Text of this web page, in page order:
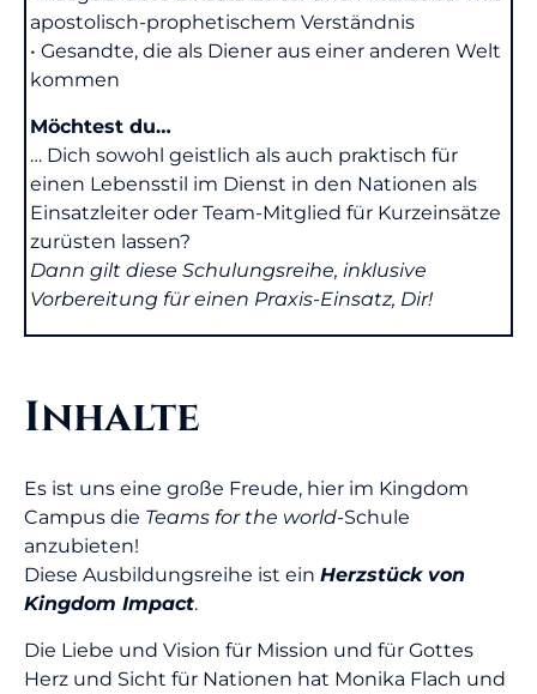
apostolisch-prophetischem Verständnis
• Gesandte, die als Diener aus einer anderen Welt
kommen
Möchtest du…
… Dich sowohl geistlich als auch praktisch für
einen Lebensstil im Dienst in den Nationen als
Einsatzleiter oder Team-Mitglied für Kurzeinsätze
zurüsten lassen?
Dann gilt diese Schulungsreihe, inklusive
Vorbereitung für einen Praxis-Einsatz, Dir!
Inhalte
Es ist uns eine große Freude, hier im Kingdom
Campus die Teams for the world-Schule
anzubieten!
Diese Ausbildungsreihe ist ein Herzstück von
Kingdom Impact.
Die Liebe und Vision für Mission und für Gottes
Herz und Sicht für Nationen hat Monika Flach und